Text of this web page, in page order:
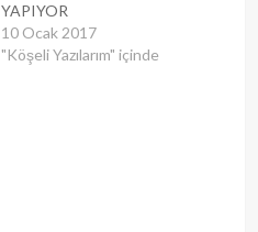
YAPIYOR
10 Ocak 2017
"Köşeli Yazılarım" içinde